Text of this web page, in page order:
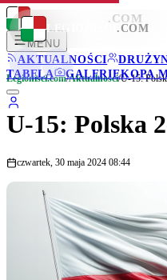
LEGIONISCI .COM
MENU
AKTUALNOŚCI
TABELA
GALERIEKOPA
LEGIONISCI .COM
Legionisci.com/Aktualności/U-15:
U-15: Polska
czwartek, 30 maja 2024 08:44